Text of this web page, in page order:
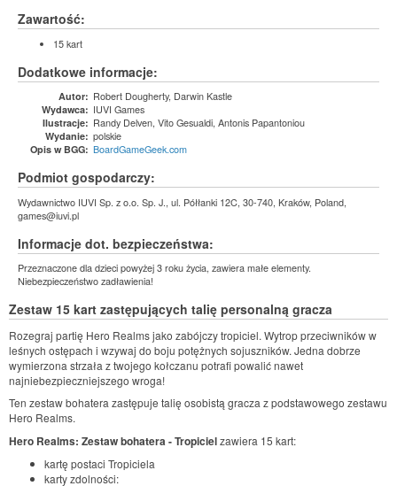
Zawartość:
15 kart
Dodatkowe informacje:
Autor: Robert Dougherty, Darwin Kastle
Wydawca: IUVI Games
Ilustracje: Randy Delven, Vito Gesualdi, Antonis Papantoniou
Wydanie: polskie
Opis w BGG: BoardGameGeek.com
Podmiot gospodarczy:
Wydawnictwo IUVI Sp. z o.o. Sp. J., ul. Półłanki 12C, 30-740, Kraków, Poland,
games@iuvi.pl
Informacje dot. bezpieczeństwa:
Przeznaczone dla dzieci powyżej 3 roku życia, zawiera małe elementy.
Niebezpieczeństwo zadławienia!
Zestaw 15 kart zastępujących talię personalną gracza
Rozegraj partię Hero Realms jako zabójczy tropiciel. Wytrop przeciwników w
leśnych ostępach i wzywaj do boju potężnych sojuszników. Jedna dobrze
wymierzona strzała z twojego kołczanu potrafi powalić nawet
najniebezpieczniejszego wroga!
Ten zestaw bohatera zastępuje talię osobistą gracza z podstawowego zestawu
Hero Realms.
Hero Realms: Zestaw bohatera - Tropicielzawiera 15 kart:
kartę postaci Tropiciela
karty zdolności: